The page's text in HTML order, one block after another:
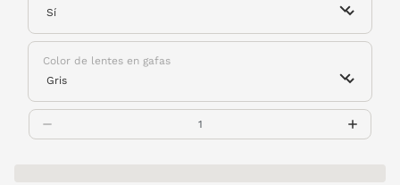
Color de lentes en gafas